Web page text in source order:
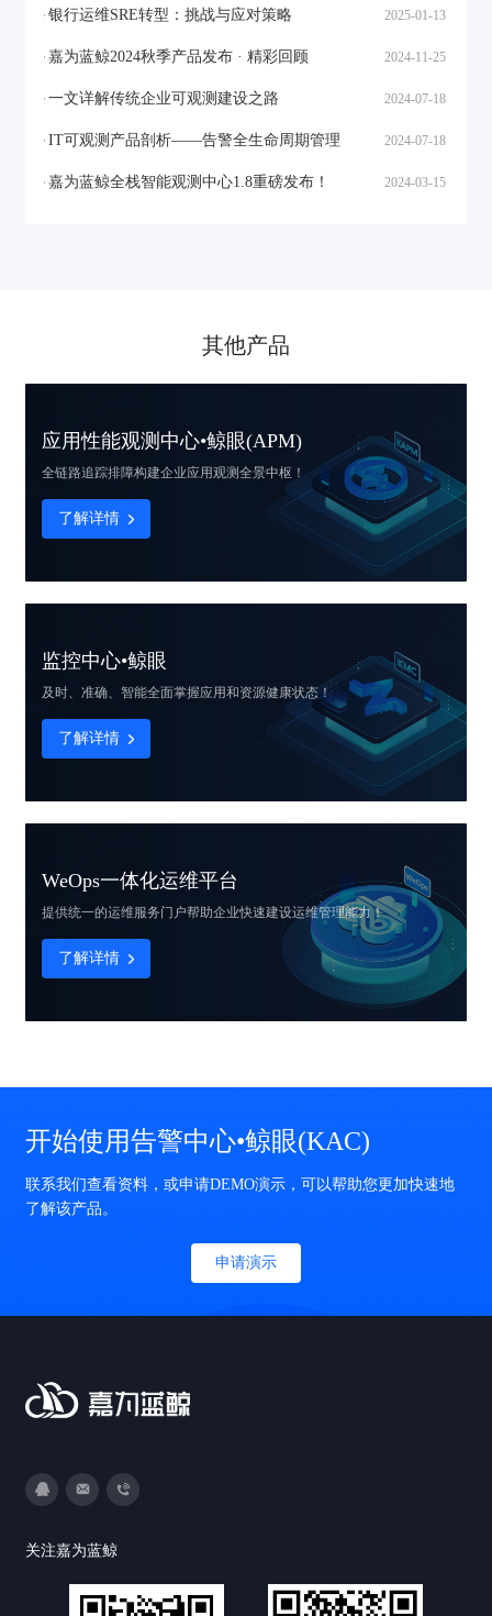
银行运维SRE转型：挑战与应对策略 2025-01-13
嘉为蓝鲸2024秋季产品发布 · 精彩回顾 2024-11-25
一文详解传统企业可观测建设之路 2024-07-18
IT可观测产品剖析——告警全生命周期管理 2024-07-18
嘉为蓝鲸全栈智能观测中心1.8重磅发布！ 2024-03-15
其他产品
应用性能观测中心•鲸眼(APM)
全链路追踪排障构建企业应用观测全景中枢！
了解详情
监控中心•鲸眼
及时、准确、智能全面掌握应用和资源健康状态！
了解详情
WeOps一体化运维平台
提供统一的运维服务门户帮助企业快速建设运维管理能力！
了解详情
开始使用告警中心•鲸眼(KAC)
联系我们查看资料，或申请DEMO演示，可以帮助您更加快速地
了解该产品。
申请演示
关注嘉为蓝鲸